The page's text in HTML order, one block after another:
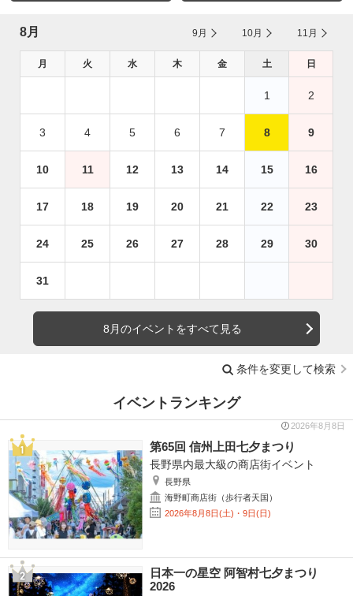
8月 9月 10月 11月
月 火 水 木 金 土 日
1 2
3 4 5 6 7 8 9
10 11 12 13 14 15 16
17 18 19 20 21 22 23
24 25 26 27 28 29 30
31
8月のイベントをすべて見る
条件を変更して検索
イベントランキング
2026年8月8日
第65回 信州上田七夕まつり
長野県内最大級の商店街イベント
長野県
海野町商店街（歩行者天国）
2026年8月8日(土)・9日(日)
日本一の星空 阿智村七夕まつり
2026